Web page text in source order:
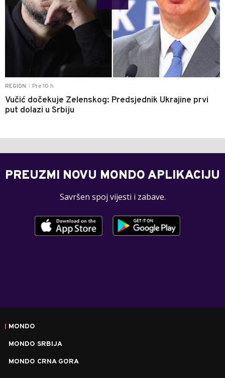
REGION Pre 10 h
Vučić dočekuje Zelenskog: Predsjednik Ukrajine prvi
put dolazi u Srbiju
PREUZMI NOVU MONDO APLIKACIJU
Savršen spoj vijesti i zabave.
MONDO
MONDO SRBIJA
MONDO CRNA GORA